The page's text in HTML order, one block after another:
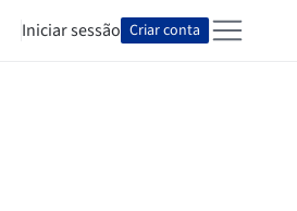
Iniciar sessão Criar conta